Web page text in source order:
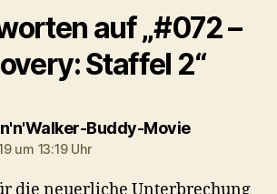
auf „#072 –
Staffel 2“
Buddy-Moviesagt:
um 13:19 Uhr